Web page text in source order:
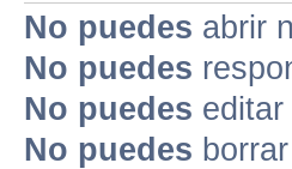
No puedes abrir
No puedes
No puedes
No puedes